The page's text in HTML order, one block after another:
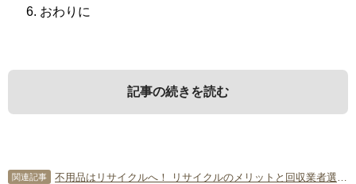
おわりに
記事の続きを読む
1．調理器具は何でできているの？
3．調理器具は売れないの？
5．調理器具を長持ちさせるには？
関連記事 不用品はリサイクルへ！ リサイクルのメリットと回収業者選びのコツ